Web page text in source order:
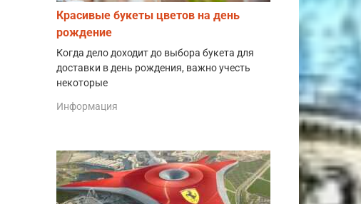
Красивые букеты цветов на день
рождение
Когда дело доходит до выбора букета для
доставки в день рождения, важно учесть
некоторые
Информация